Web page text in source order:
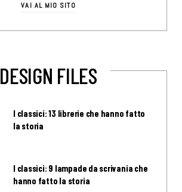
VAI AL MIO SITO
DESIGN FILES
I classici: 13 librerie che hanno fatto
la storia
I classici: 9 lampade da scrivania che
hanno fatto la storia